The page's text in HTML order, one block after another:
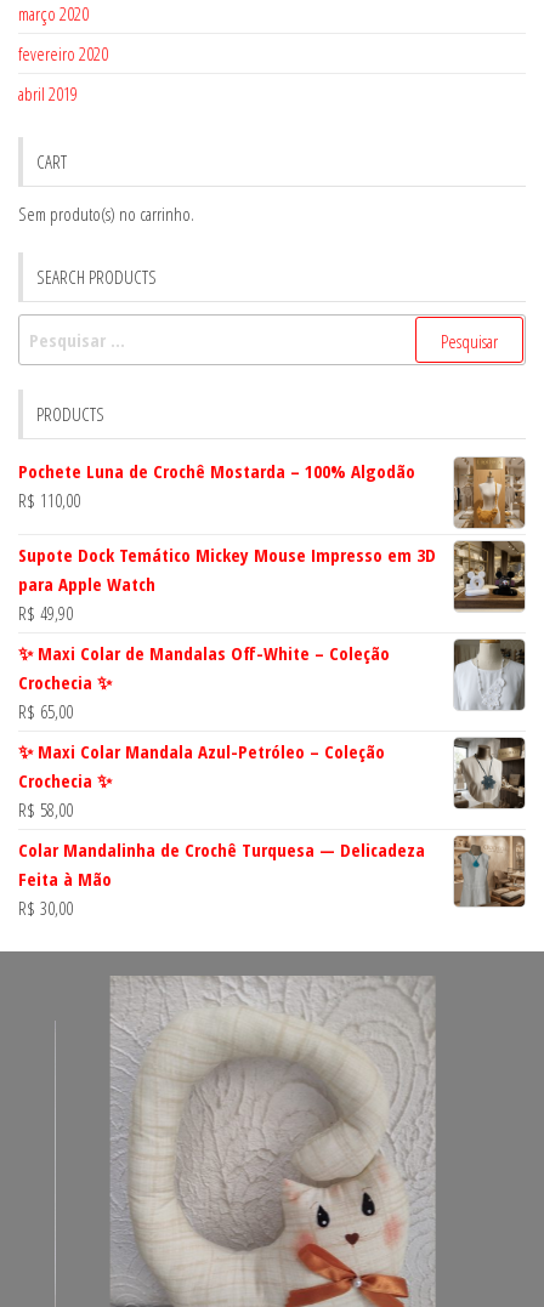
março 2020
fevereiro 2020
abril 2019
CART
Sem produto(s) no carrinho.
SEARCH PRODUCTS
Pesquisar
por:
PRODUCTS
Pochete Luna de Crochê Mostarda – 100% Algodão
R$ 110,00
Supote Dock Temático Mickey Mouse Impresso em 3D
para Apple Watch
R$ 49,90
✨ Maxi Colar de Mandalas Off-White – Coleção
Crochecia ✨
R$ 65,00
✨ Maxi Colar Mandala Azul-Petróleo – Coleção
Crochecia ✨
R$ 58,00
Colar Mandalinha de Crochê Turquesa — Delicadeza
Feita à Mão
R$ 30,00